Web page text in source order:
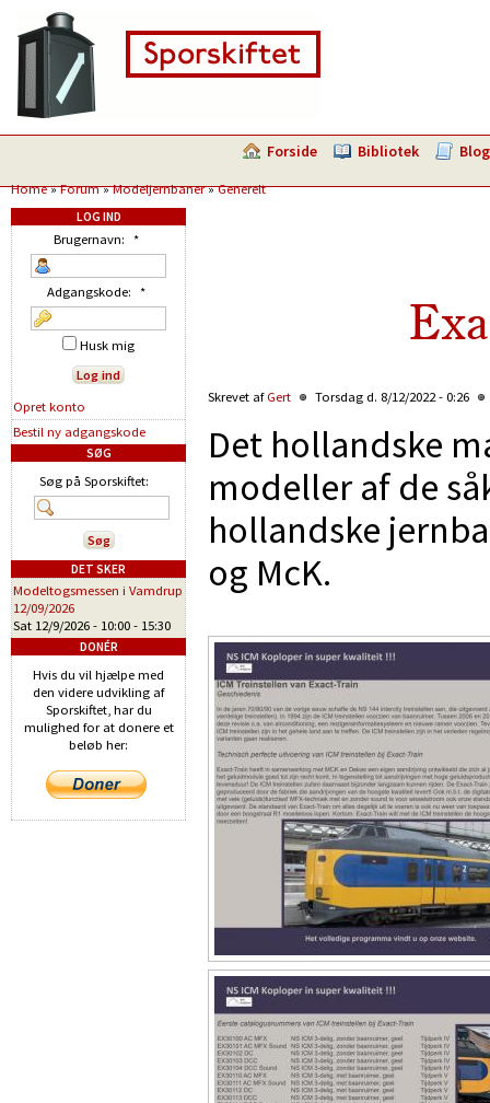
Forside Bibliotek Blog
Home»Forum»Modeljernbaner»Generelt
Skrevet af Gert Torsdag d. 8/12/2022 - 0:26
Det hollandske
modeller af de
hollandske
og McK.
LOG IND
Brugernavn: *
Adgangskode: *
Husk mig
Opret konto
Bestil ny adgangskode
SØG
Søg på Sporskiftet:
DET SKER
Modeltogsmessen i Vamdrup
12/09/2026
Sat 12/9/2026 - 10:00 - 15:30
DONÉR
Hvis du vil hjælpe med
den videre udvikling af
Sporskiftet, har du
mulighed for at donere et
beløb her: